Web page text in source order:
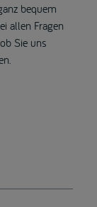
bequem
allen Fragen
Sie uns